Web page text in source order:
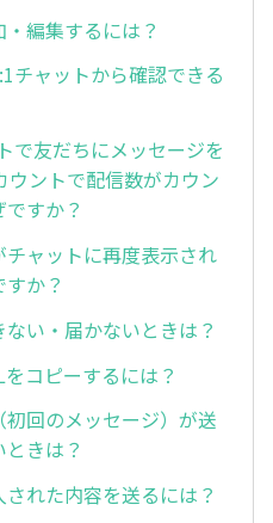
編集するには？
チャットから確認できる
で友だちにメッセージを
ウントで配信数がカウン
すか？
ャットに再度表示され
か？
い・届かないときは？
コピーするには？
回のメッセージ）が送
きは？
れた内容を送るには？